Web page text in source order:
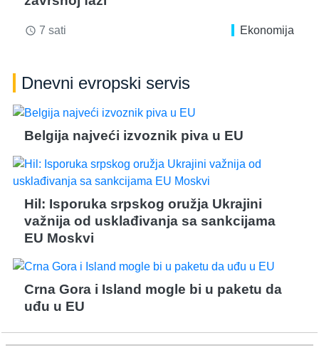
access_time 7 sati Ekonomija
Dnevni evropski servis
Belgija najveći izvoznik piva u EU
Hil: Isporuka srpskog oružja Ukrajini
važnija od usklađivanja sa sankcijama
EU Moskvi
Crna Gora i Island mogle bi u paketu da
uđu u EU